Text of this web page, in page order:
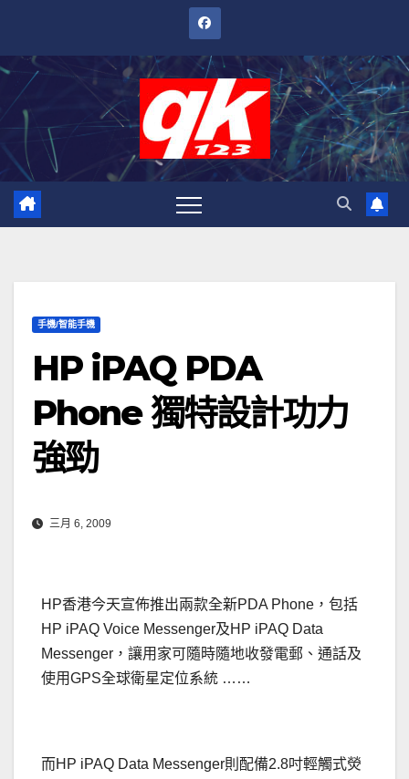
內
手機/智能手機
HP iPAQ PDA
Phone 獨特設計功力
強勁
三月 6, 2009
HP香港今天宣佈推出兩款全新PDA Phone，包括
HP iPAQ Voice Messenger及HP iPAQ Data
Messenger，讓用家可隨時隨地收發電郵、通話及
使用GPS全球衛星定位系統 ……
而HP iPAQ Data Messenger則配備2.8吋輕觸式熒